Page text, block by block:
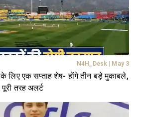
N4H_Desk May 3
लिए एक सप्ताह शेष- होंगे तीन बड़े मुकाबले,
तरह अलर्ट